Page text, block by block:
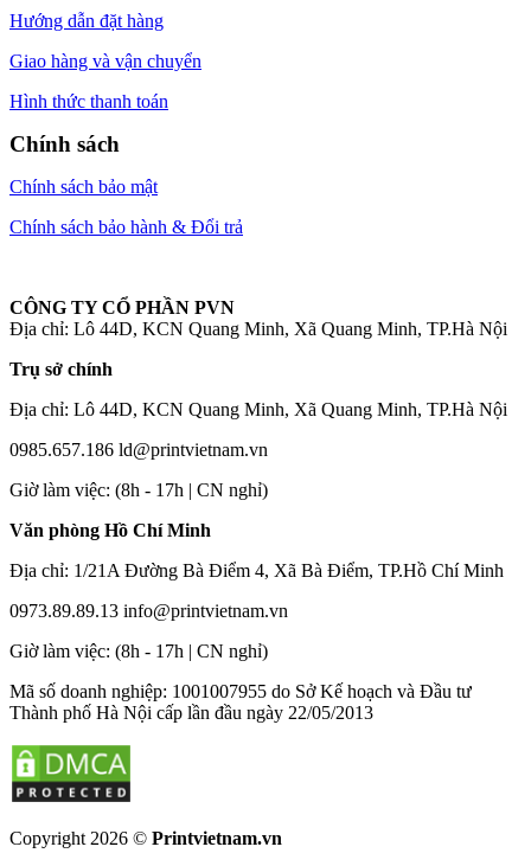
Hướng dẫn đặt hàng
Giao hàng và vận chuyển
Hình thức thanh toán
Chính sách
Chính sách bảo mật
Chính sách bảo hành & Đổi trả
CÔNG TY CỔ PHẦN PVN
Địa chỉ: Lô 44D, KCN Quang Minh, Xã Quang Minh, TP.Hà Nội
Trụ sở chính
Địa chỉ: Lô 44D, KCN Quang Minh, Xã Quang Minh, TP.Hà Nội
0985.657.186 ld@printvietnam.vn
​Giờ làm việc: (8h - 17h | CN nghỉ)
Văn phòng Hồ Chí Minh
Địa chỉ: 1/21A Đường Bà Điểm 4, Xã Bà Điểm, TP.Hồ Chí Minh
0973.89.89.13 info@printvietnam.vn
​Giờ làm việc: (8h - 17h | CN nghỉ)
Mã số doanh nghiệp: 1001007955 do Sở Kế hoạch và Đầu tư
Thành phố Hà Nội cấp lần đầu ngày 22/05/2013
Copyright 2026 © Printvietnam.vn